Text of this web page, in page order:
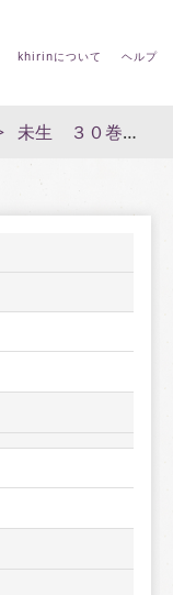
khirinについて ヘルプ
未生 ３０巻３号